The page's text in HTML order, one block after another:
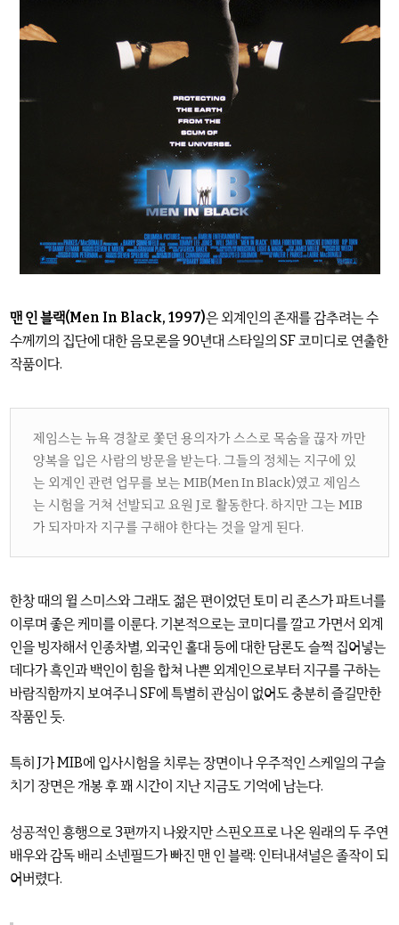
맨 인 블랙(Men In Black, 1997)은 외계인의 존재를 감추려는 수
수께끼의 집단에 대한 음모론을 90년대 스타일의 SF 코미디로 연출한
작품이다.
제임스는 뉴욕 경찰로 쫓던 용의자가 스스로 목숨을 끊자 까만
양복을 입은 사람의 방문을 받는다. 그들의 정체는 지구에 있
는 외계인 관련 업무를 보는 MIB(Men In Black)였고 제임스
는 시험을 거쳐 선발되고 요원 J로 활동한다. 하지만 그는 MIB
가 되자마자 지구를 구해야 한다는 것을 알게 된다.
한창 때의 윌 스미스와 그래도 젊은 편이었던 토미 리 존스가 파트너를
이루며 좋은 케미를 이룬다. 기본적으로는 코미디를 깔고 가면서 외계
인을 빙자해서 인종차별, 외국인 홀대 등에 대한 담론도 슬쩍 집어넣는
데다가 흑인과 백인이 힘을 합쳐 나쁜 외계인으로부터 지구를 구하는
바람직함까지 보여주니 SF에 특별히 관심이 없어도 충분히 즐길만한
작품인 듯.
특히 J가 MIB에 입사시험을 치루는 장면이나 우주적인 스케일의 구슬
치기 장면은 개봉 후 꽤 시간이 지난 지금도 기억에 남는다.
성공적인 흥행으로 3편까지 나왔지만 스핀오프로 나온 원래의 두 주연
배우와 감독 배리 소넨필드가 빠진 맨 인 블랙: 인터내셔널은 졸작이 되
어버렸다.